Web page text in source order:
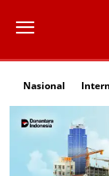
Nasional